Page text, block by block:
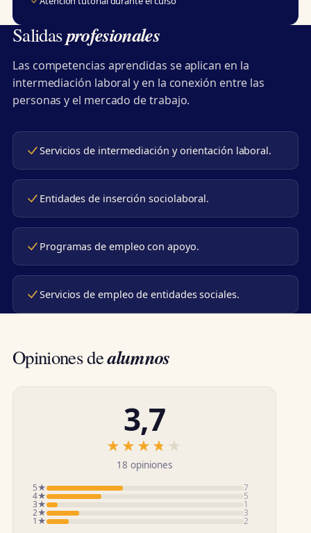
Salidasprofesionales
Las competencias aprendidas se aplican en la
intermediación laboral y en la conexión entre las
personas y el mercado de trabajo.
Servicios de intermediación y orientación laboral.
Entidades de inserción sociolaboral.
Programas de empleo con apoyo.
Servicios de empleo de entidades sociales.
Opiniones dealumnos
3,7
★★★★★
★★★★★
18 opiniones
5★ 7
4★ 5
3★ 1
2★ 3
1★ 2